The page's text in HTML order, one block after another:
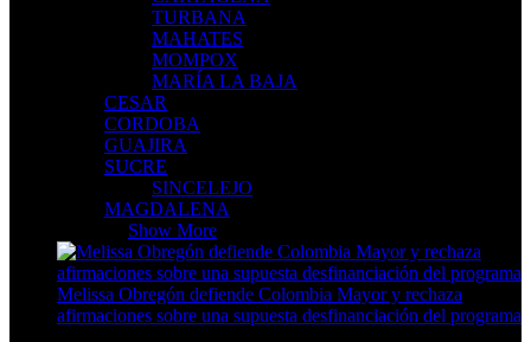
TURBANA
MAHATES
MOMPOX
MARÍA LA BAJA
CESAR
CORDOBA
GUAJIRA
SUCRE
SINCELEJO
MAGDALENA
Show More
Melissa Obregón defiende Colombia Mayor y rechaza
afirmaciones sobre una supuesta desfinanciación del programa